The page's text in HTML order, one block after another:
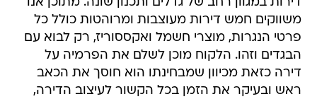
משווקים חמש דירות מעוצבות ומרוהטות כולל כל
פרטי הנגרות, מוצרי חשמל ואקססוריז, רק לבוא עם
הבגדים וזהו. הלקוח מוכן לשלם את הפרמיה על
דירה כזאת מכיוון שמבחינתו הוא חוסך את הכאב
ראש ובעיקר את הזמן בכל הקשור לעיצוב הדירה,